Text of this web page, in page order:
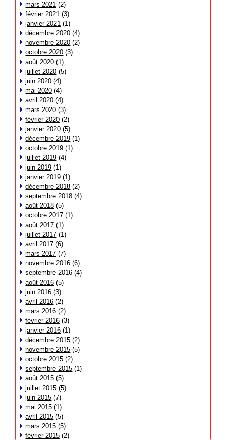
mars 2021 (2)
février 2021 (3)
janvier 2021 (1)
décembre 2020 (4)
novembre 2020 (2)
octobre 2020 (3)
août 2020 (1)
juillet 2020 (5)
juin 2020 (4)
mai 2020 (4)
avril 2020 (4)
mars 2020 (3)
février 2020 (2)
janvier 2020 (5)
décembre 2019 (1)
octobre 2019 (1)
juillet 2019 (4)
juin 2019 (1)
janvier 2019 (1)
décembre 2018 (2)
septembre 2018 (4)
août 2018 (5)
octobre 2017 (1)
août 2017 (1)
juillet 2017 (1)
avril 2017 (6)
mars 2017 (7)
novembre 2016 (6)
septembre 2016 (4)
août 2016 (5)
juin 2016 (3)
avril 2016 (2)
mars 2016 (2)
février 2016 (3)
janvier 2016 (1)
décembre 2015 (2)
novembre 2015 (5)
octobre 2015 (2)
septembre 2015 (1)
août 2015 (5)
juillet 2015 (5)
juin 2015 (7)
mai 2015 (1)
avril 2015 (5)
mars 2015 (5)
février 2015 (2)